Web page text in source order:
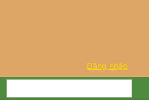
Đăng nhập